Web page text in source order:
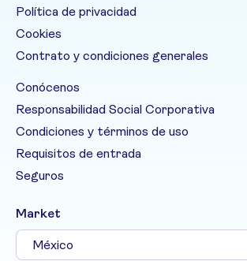
Política de privacidad
Cookies
Contrato y condiciones generales
Conócenos
Responsabilidad Social Corporativa
Condiciones y términos de uso
Requisitos de entrada
Seguros
Market